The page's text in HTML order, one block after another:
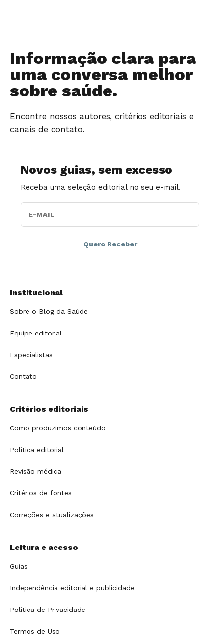
Informação clara para
uma conversa melhor
sobre saúde.
Encontre nossos autores, critérios editoriais e
canais de contato.
Novos guias, sem excesso
Receba uma seleção editorial no seu e-mail.
Institucional
Sobre o Blog da Saúde
Equipe editorial
Especialistas
Contato
Critérios editoriais
Como produzimos conteúdo
Política editorial
Revisão médica
Critérios de fontes
Correções e atualizações
Leitura e acesso
Guias
Independência editorial e publicidade
Política de Privacidade
Termos de Uso